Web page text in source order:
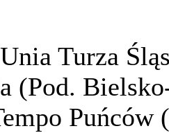
Turza
(Pod.
Puńców